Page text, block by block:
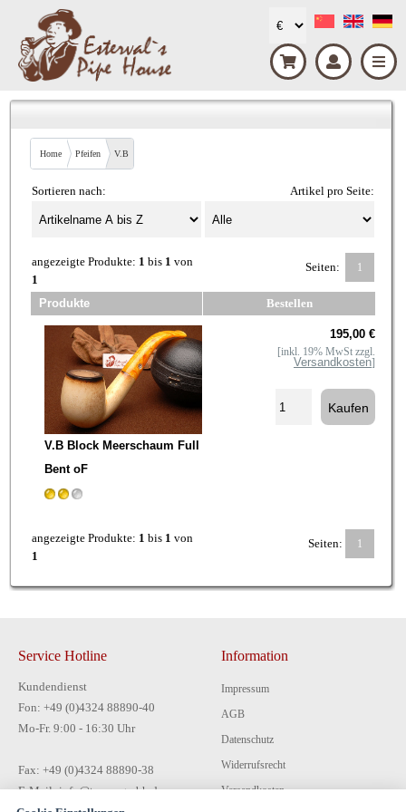
Home Pfeifen V.B
Sortieren nach: Artikel pro Seite:
angezeigte Produkte: 1 bis 1 von
1
Seiten: 1
Produkte Bestellen
V.B Block Meerschaum Full
Bent oF
195,00 €
[inkl. 19% MwSt zzgl.
Versandkosten]
angezeigte Produkte: 1 bis 1 von
1
Seiten: 1
Service Hotline
Kundendienst
Fon: +49 (0)4324 88890-40
Mo-Fr. 9:00 - 16:30 Uhr
Fax: +49 (0)4324 88890-38
E-Mail: info@tecon-gmbh.de
Information
Impressum
AGB
Datenschutz
Widerrufsrecht
Versandkosten